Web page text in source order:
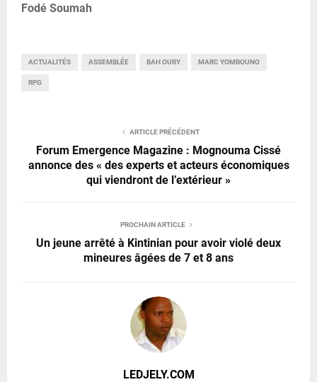
Fodé Soumah
ACTUALITÉS ASSEMBLÉE BAH OURY MARC YOMBOUNO
RPG
ARTICLE PRÉCÉDENT
Forum Emergence Magazine : Mognouma Cissé
annonce des « des experts et acteurs économiques
qui viendront de l’extérieur »
PROCHAIN ARTICLE
Un jeune arrêté à Kintinian pour avoir violé deux
mineures âgées de 7 et 8 ans
LEDJELY.COM